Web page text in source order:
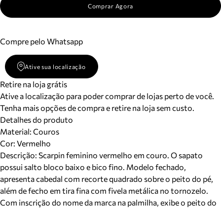
Comprar Agora
Compre pelo Whatsapp
Ative sua localização
Retire na loja grátis
Ative a localização para poder comprar de lojas perto de você.
Tenha mais opções de compra e retire na loja sem custo.
Detalhes do produto
Material: Couros
Cor: Vermelho
Descrição: Scarpin feminino vermelho em couro. O sapato
possui salto bloco baixo e bico fino. Modelo fechado,
apresenta cabedal com recorte quadrado sobre o peito do pé,
além de fecho em tira fina com fivela metálica no tornozelo.
Com inscrição do nome da marca na palmilha, exibe o peito do